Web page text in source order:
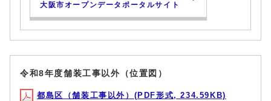
大阪市オープンデータポータルサイト
令和8年度舗装工事以外（位置図）
都島区（舗装工事以外）(PDF形式, 234.59KB)